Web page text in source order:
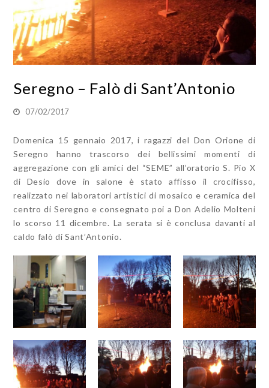
Seregno – Falò di Sant’Antonio
07/02/2017
Domenica 15 gennaio 2017, i ragazzi del Don Orione di
Seregno hanno trascorso dei bellissimi momenti di
aggregazione con gli amici del “SEME” all’oratorio S. Pio X
di Desio dove in salone è stato affisso il crocifisso,
realizzato nei laboratori artistici di mosaico e ceramica del
centro di Seregno e consegnato poi a Don Adelio Molteni
lo scorso 11 dicembre. La serata si è conclusa davanti al
caldo falò di Sant’Antonio.